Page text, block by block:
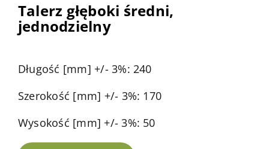
Talerz głęboki średni,
jednodzielny
Długość [mm] +/- 3%: 240
Szerokość [mm] +/- 3%: 170
Wysokość [mm] +/- 3%: 50